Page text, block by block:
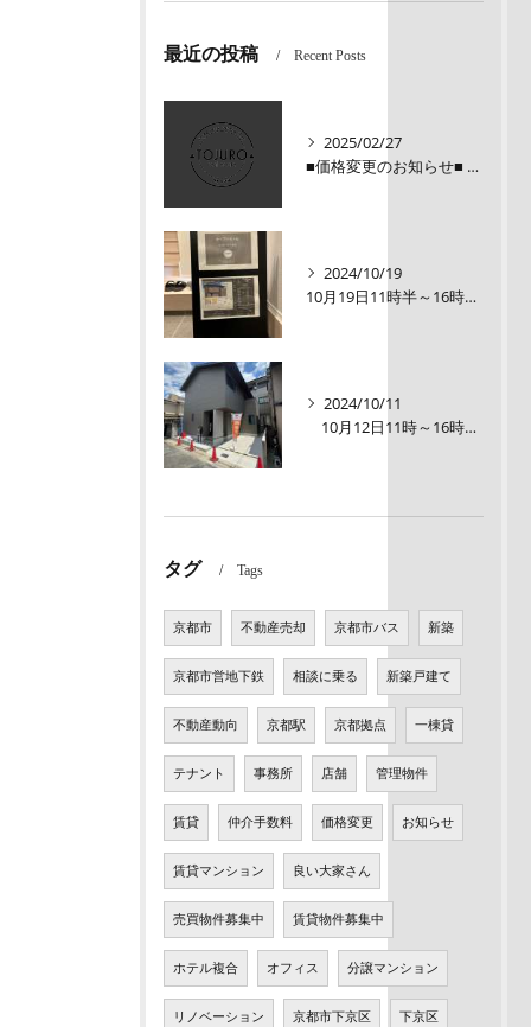
最近の投稿 Recent Posts
2025/02/27
■価格変更のお知らせ■ メロディーハイム三条堺町2階
2024/10/19
10月19日11時半～16時00【オープンルーム】伏見区醍醐大構町新築戸建
2024/10/11
10月12日11時～16時【オープンルーム】伏見区醍醐大構町 新築戸建て
タグ Tags
京都市 不動産売却 京都市バス 新築
京都市営地下鉄 相談に乗る 新築戸建て
不動産動向 京都駅 京都拠点 一棟貸
テナント 事務所 店舗 管理物件
賃貸 仲介手数料 価格変更 お知らせ
賃貸マンション 良い大家さん
売買物件募集中 賃貸物件募集中
ホテル複合 オフィス 分譲マンション
リノベーション 京都市下京区 下京区